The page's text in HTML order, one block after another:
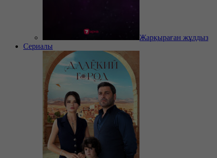
Жарқыраған жұлдыз
Сериалы